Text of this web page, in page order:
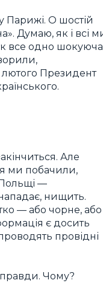
Парижі. О шостій
Думаю, як і всі
все одно
Президент
Але
ми побачили,
Польщі —
нищить.
— або чорне, або
є досить
провідні
правди. Чому?